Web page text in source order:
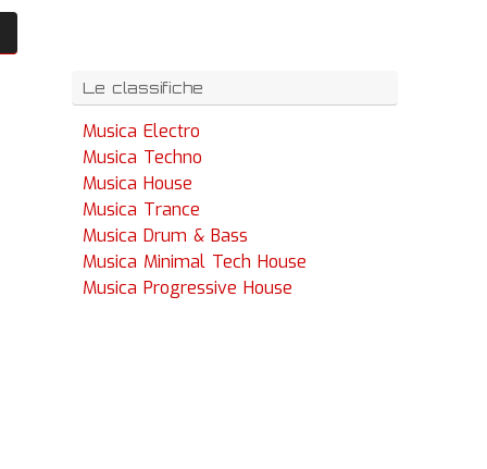
Le classifiche
Musica Electro
Musica Techno
Musica House
Musica Trance
Musica Drum & Bass
Musica Minimal Tech House
Musica Progressive House